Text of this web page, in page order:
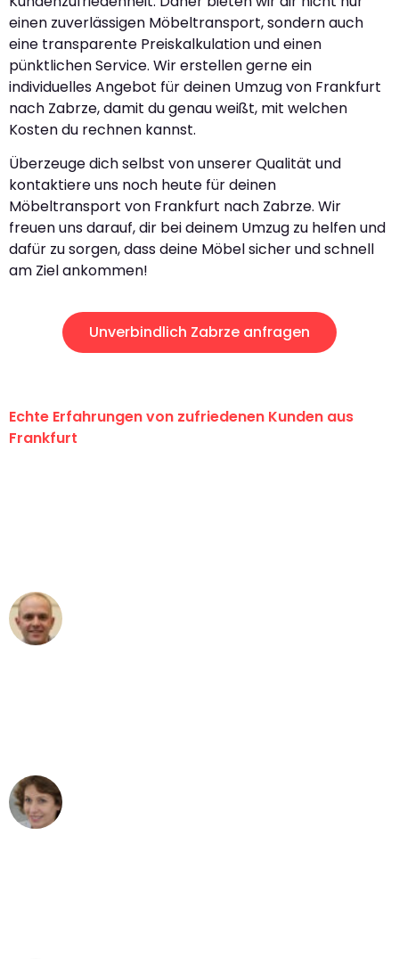
einen zuverlässigen Möbeltransport, sondern auch
eine transparente Preiskalkulation und einen
pünktlichen Service. Wir erstellen gerne ein
individuelles Angebot für deinen Umzug von Frankfurt
nach Zabrze, damit du genau weißt, mit welchen
Kosten du rechnen kannst.
Überzeuge dich selbst von unserer Qualität und
kontaktiere uns noch heute für deinen
Möbeltransport von Frankfurt nach Zabrze. Wir
freuen uns darauf, dir bei deinem Umzug zu helfen und
dafür zu sorgen, dass deine Möbel sicher und schnell
am Ziel ankommen!
Unverbindlich Zabrze anfragen
Echte Erfahrungen von zufriedenen Kunden aus
Frankfurt